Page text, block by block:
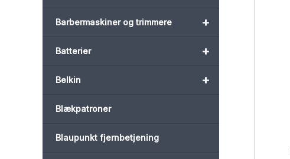
+
Barbermaskiner og trimmere
+
Batterier
+
Belkin
Blækpatroner
Blaupunkt fjernbetjening